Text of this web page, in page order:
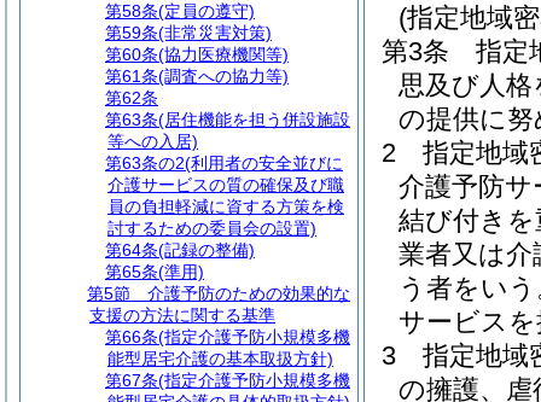
(指定地域
第3条
指定
思及び人
の提供に
2
指定地域
介護予防
結び付き
業者又は
う者をい
サービス
3
指定地域
の擁護、
第58条(定員の遵守)
第59条(非常災害対策)
第60条(協力医療機関等)
第61条(調査への協力等)
第62条
第63条(居住機能を担う併設施設
等への入居)
第63条の2(利用者の安全並びに
介護サービスの質の確保及び職
員の負担軽減に資する方策を検
討するための委員会の設置)
第64条(記録の整備)
第65条(準用)
第5節
介護予防のための効果的な
支援の方法に関する基準
第66条(指定介護予防小規模多機
能型居宅介護の基本取扱方針)
第67条(指定介護予防小規模多機